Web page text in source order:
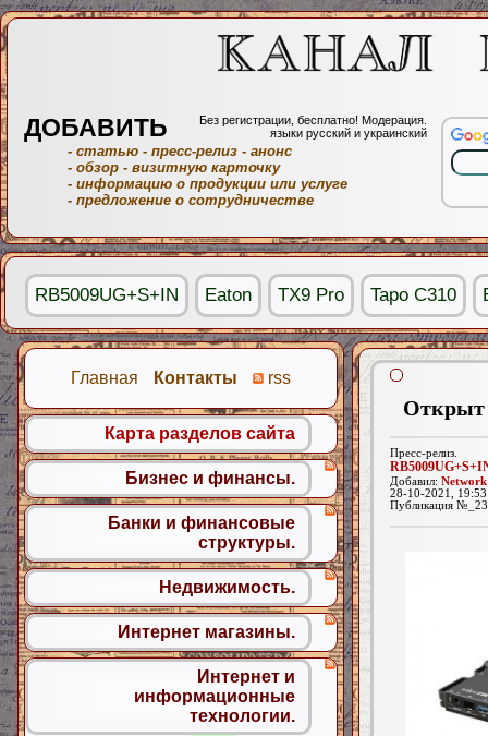
Открыт
Пресс-релиз.
Добавил: Network
28-10-2021,
Публикация
Главная Контакты rss
Карта разделов сайта
Бизнес и финансы.
Банки и финансовые
структуры.
Недвижимость.
Интернет магазины.
Интернет и
информационные
технологии.
ДОБАВИТЬ
Без регистрации, бесплатно! Модерация.
языки русский и украинский
- статью - пресс-релиз - анонс
- обзор - визитную карточку
- информацию о продукции или услуге
- предложение о сотрудничестве
RB5009UG+S+IN Eaton TX9 Pro Tapo C310